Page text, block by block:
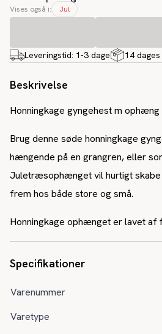
Vises også i: Jul
Leveringstid: 1-3 dage 14
Beskrivelse
Honningkage gyngehest m ophæng
Brug denne søde honningkage
hængende på en grangren, eller
Juletræsophænget vil hurtigt
frem hos både store og små.
Honningkage ophænget er lavet af
Specifikationer
Varenummer
Varetype